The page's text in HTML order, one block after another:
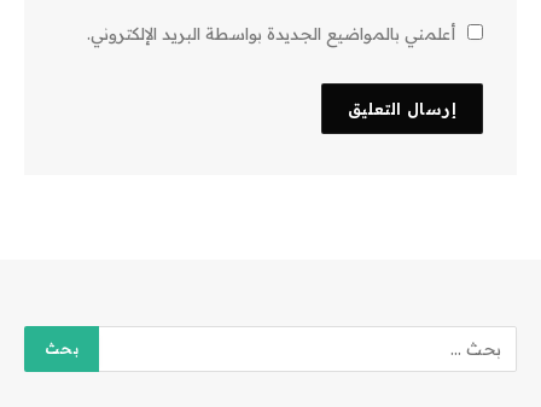
أعلمني بالمواضيع الجديدة بواسطة البريد الإلكتروني.